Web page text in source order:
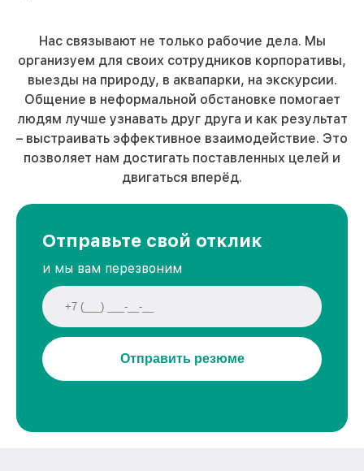
Нас связывают не только рабочие дела. Мы
организуем для своих сотрудников корпоративы,
выезды на природу, в аквапарки, на экскурсии.
Общение в неформальной обстановке помогает
людям лучше узнавать друг друга и как результат
– выстраивать эффективное взаимодействие. Это
позволяет нам достигать поставленных целей и
двигаться вперёд.
Отправьте свой отклик
и мы вам перезвоним